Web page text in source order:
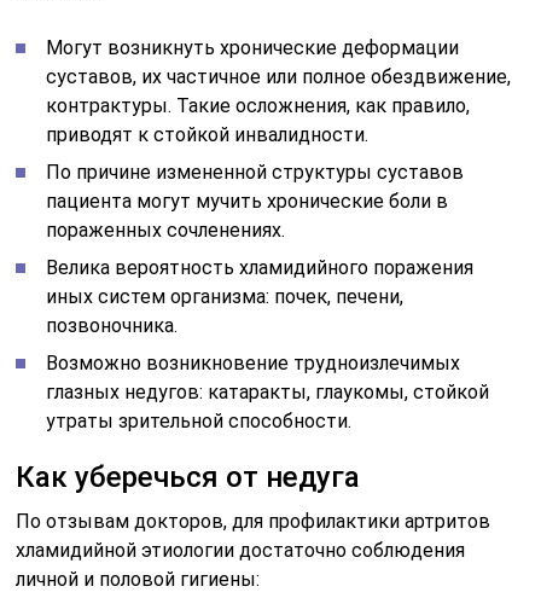
Могут возникнуть хронические деформации
суставов, их частичное или полное обездвижение,
контрактуры. Такие осложнения, как правило,
приводят к стойкой инвалидности.
По причине измененной структуры суставов
пациента могут мучить хронические боли в
пораженных сочленениях.
Велика вероятность хламидийного поражения
иных систем организма: почек, печени,
позвоночника.
Возможно возникновение трудноизлечимых
глазных недугов: катаракты, глаукомы, стойкой
утраты зрительной способности.
Как уберечься от недуга
По отзывам докторов, для профилактики артритов
хламидийной этиологии достаточно соблюдения
личной и половой гигиены: